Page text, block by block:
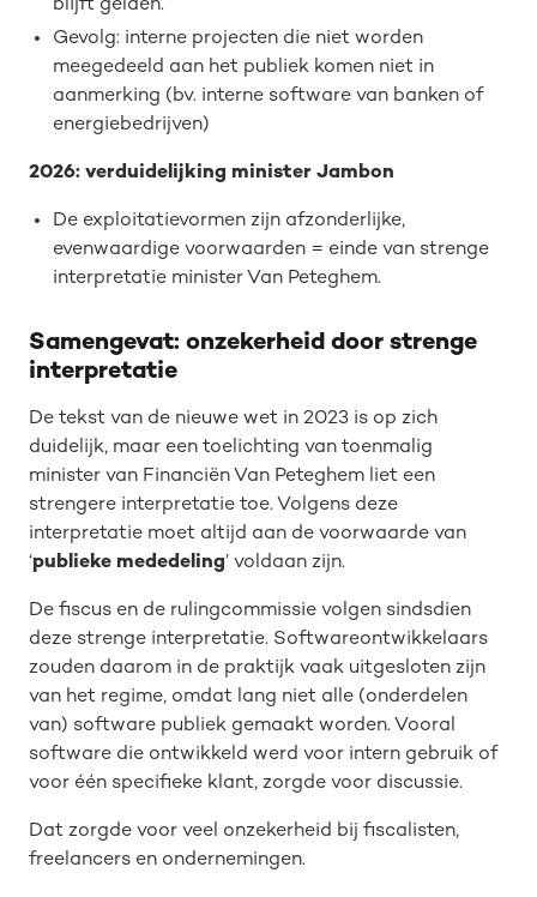
blijft gelden.
Gevolg: interne projecten die niet worden
meegedeeld aan het publiek komen niet in
aanmerking (bv. interne software van banken of
energiebedrijven)
2026: verduidelijking minister Jambon
De exploitatievormen zijn afzonderlijke,
evenwaardige voorwaarden = einde van strenge
interpretatie minister Van Peteghem.
Samengevat: onzekerheid door strenge
interpretatie
De tekst van de nieuwe wet in 2023 is op zich
duidelijk, maar een toelichting van toenmalig
minister van Financiën Van Peteghem liet een
strengere interpretatie toe. Volgens deze
interpretatie moet altijd aan de voorwaarde van
‘publieke mededeling’ voldaan zijn.
De fiscus en de rulingcommissie volgen sindsdien
deze strenge interpretatie. Softwareontwikkelaars
zouden daarom in de praktijk vaak uitgesloten zijn
van het regime, omdat lang niet alle (onderdelen
van) software publiek gemaakt worden. Vooral
software die ontwikkeld werd voor intern gebruik of
voor één specifieke klant, zorgde voor discussie.
Dat zorgde voor veel onzekerheid bij fiscalisten,
freelancers en ondernemingen.